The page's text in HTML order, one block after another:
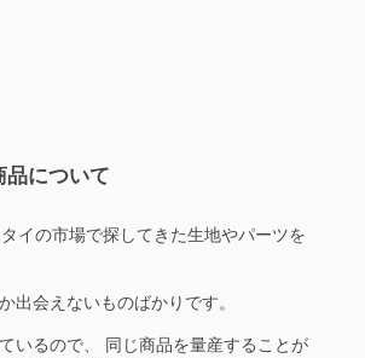
品について
イの市場で探してきた生地やパーツを
出会えないものばかりです。
いるので、
同じ商品を量産することが